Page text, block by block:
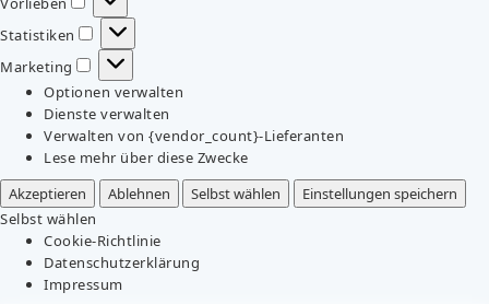
Vorlieben
Statistiken
Statistiken
Marketing
Marketing
Optionen verwalten
Dienste verwalten
Verwalten von {vendor_count}-Lieferanten
Lese mehr über diese Zwecke
Akzeptieren
Ablehnen Selbst wählen
Einstellungen speichern
Selbst wählen
Cookie-Richtlinie
Datenschutzerklärung
Impressum